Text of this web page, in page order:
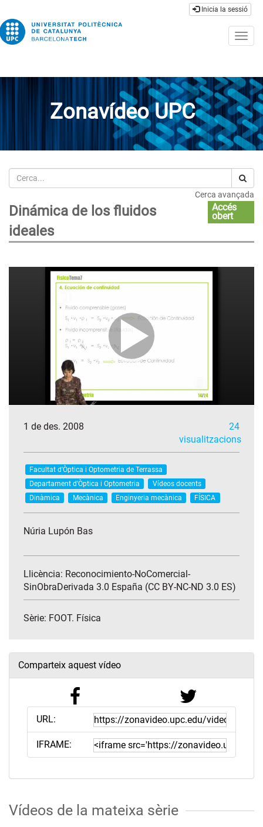
Inicia la sessió
Zonavídeo UPC
Cerca
Cerca avançada
Dinámica de los fluidos
ideales
Accés
obert
1 de des. 2008
24
visualitzacions
Facultat d'Òptica i Optometria de Terrassa
Departament d'Òptica i Optometria
Vídeos docents
Dinàmica
Mecànica Enginyeria mecànica FÍSICA
Núria Lupón Bas
Llicència: Reconocimiento-NoComercial-
SinObraDerivada 3.0 España (CC BY-NC-ND 3.0 ES)
Sèrie: FOOT. Física
Comparteix aquest vídeo
URL:
IFRAME:
Vídeos de la mateixa sèrie